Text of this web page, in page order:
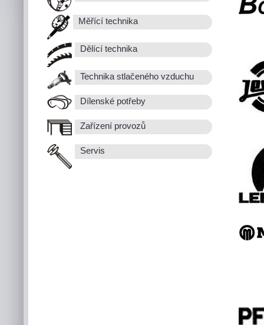
Měřící technika
Dělící technika
Technika stlačeného vzduchu
Dílenské potřeby
Zařízení provozů
Servis